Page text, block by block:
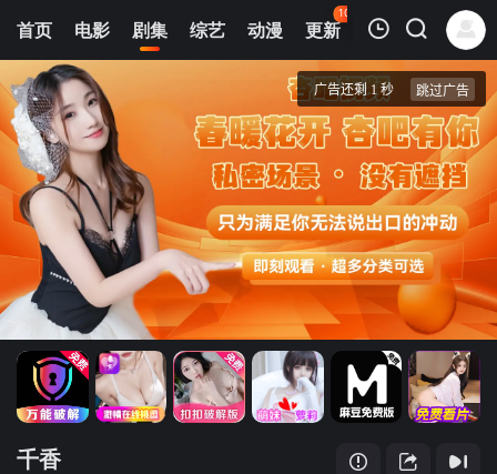
首页 电影 剧集 综艺 动漫 更新
102
热榜 APP
1
清空
千香